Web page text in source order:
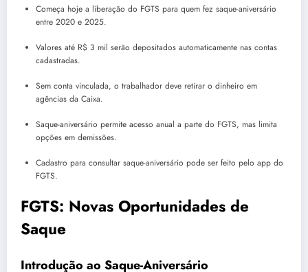
Começa hoje a liberação do FGTS para quem fez saque-aniversário
entre 2020 e 2025.
Valores até R$ 3 mil serão depositados automaticamente nas contas
cadastradas.
Sem conta vinculada, o trabalhador deve retirar o dinheiro em
agências da Caixa.
Saque-aniversário permite acesso anual a parte do FGTS, mas limita
opções em demissões.
Cadastro para consultar saque-aniversário pode ser feito pelo app do
FGTS.
FGTS: Novas Oportunidades de
Saque
Introdução ao Saque-Aniversário